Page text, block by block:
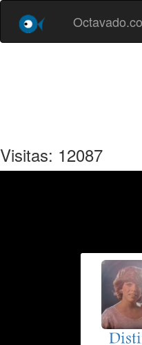
Visitas: 12087